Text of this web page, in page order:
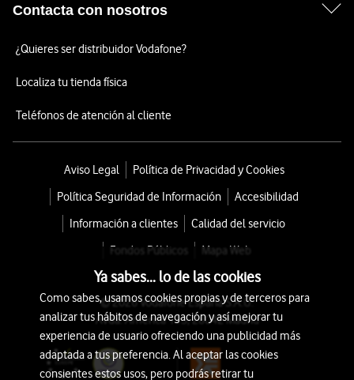
Contacta con nosotros
¿Quieres ser distribuidor Vodafone?
Localiza tu tienda física
Teléfonos de atención al cliente
Aviso Legal
Política de Privacidad y Cookies
Política Seguridad de Información
Accesibilidad
Información a clientes
Calidad del servicio
Fondos Públicos
Mapa Web
© 2026 Vodafone España S.A.U.
Avda. América 115, 28042 Madrid
Ya sabes... lo de las cookies
Como sabes, usamos cookies propias y de terceros para
analizar tus hábitos de navegación y así mejorar tu
experiencia de usuario ofreciendo una publicidad más
adaptada a tus preferencia. Al aceptar las cookies
consientes estos usos, pero podrás retirar tu